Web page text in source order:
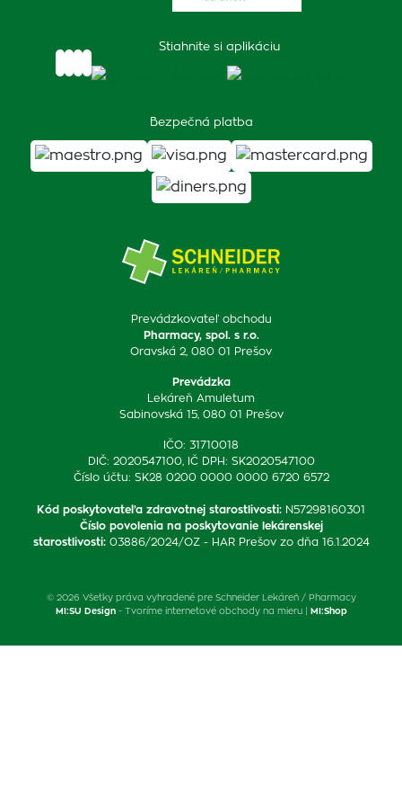
Prevádzkovateľ obchodu
Pharmacy, spol. s r.o.
Oravská 2, 080 01 Prešov
Prevádzka
Lekáreň Amuletum
Sabinovská 15, 080 01 Prešov
IČO: 31710018
DIČ: 2020547100, IČ DPH: SK2020547100
Číslo účtu: SK28 0200 0000 0000 6720 6572
Kód poskytovateľa zdravotnej starostlivosti: N57298160301
Číslo povolenia na poskytovanie lekárenskej
starostlivosti: 03886/2024/OZ - HAR Prešov zo dňa 16.1.2024
Stiahnite si aplikáciu
Bezpečná platba
© 2026 Všetky práva vyhradené pre Schneider Lekáreň / Pharmacy
MI:SU Design- Tvoríme internetové obchody na mieru | MI:Shop